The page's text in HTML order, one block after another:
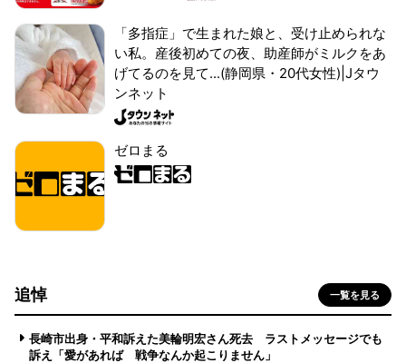
「多指症」で生まれた娘と、受け止められな
い私。産後初めての夜、助産師がミルクをあ
げてるのを見て...(静岡県・20代女性)|Jタウ
ンネット
ゼロまる
追悼 一覧を見る
長崎市出身・平和訴えた美輪明宏さん死去 ラストメッセージでも
訴え「愛があれば 戦争なんか起こりません」